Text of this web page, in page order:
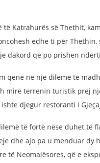
të Katrahurës së Thethit,
edhe ti për
dakord që po prishen
qenë në një dilemë të
mirë terrenin turistik prej
ishte djegur restoranti i
të fortë nëse duhet të
dhe ajo pa u menduar dy
të Neomalësores, që e